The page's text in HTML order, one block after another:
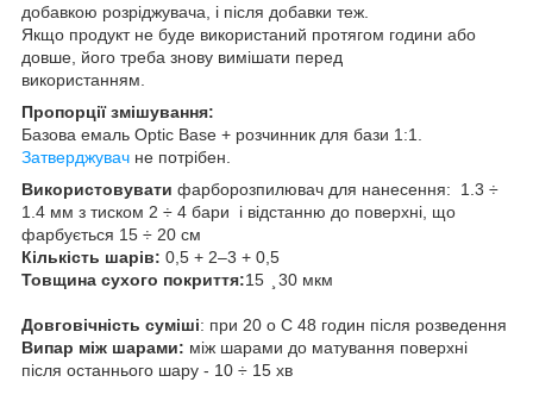
добавкою розріджувача, і після добавки теж.
Якщо продукт не буде використаний протягом години або
довше, його треба знову вимішати перед
використанням.
Пропорції змішування:
Базова емаль Optic Base + розчинник для бази 1:1.
Затверджувач не потрібен.
Використовувати фарборозпилювач для нанесення: 1.3 ÷
1.4 мм з тиском 2 ÷ 4 бари і відстанню до поверхні, що
фарбується 15 ÷ 20 см
Кількість шарів: 0,5 + 2–3 + 0,5
Товщина сухого покриття:15 ̧ 30 мкм
Довговічність суміші: при 20 o C 48 годин після розведення
Випар між шарами: між шарами до матування поверхні
після останнього шару - 10 ÷ 15 хв